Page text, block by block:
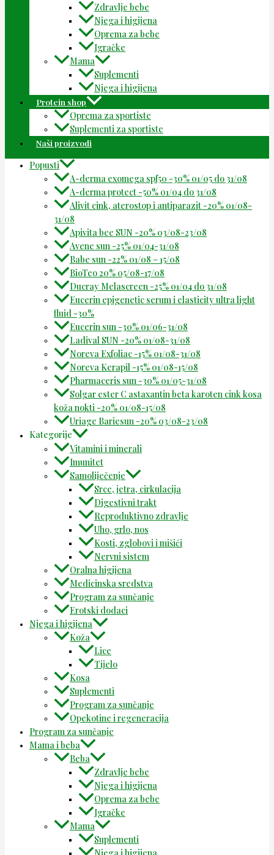
Zdravlje bebe
Njega i higijena
Oprema za bebe
Igračke
Mama
Suplementi
Njega i higijena
Protein shop
Oprema za sportiste
Suplementi za sportiste
Naši proizvodi
Popusti
A-derma exomega spf50 -30% 01/05 do 31/08
A-derma protect -50% 01/04 do 31/08
Alivit cink, aterostop i antiparazit -20% 01/08-
31/08
Apivita bee SUN -20% 03/08-23/08
Avene sun -25% 01/04-31/08
Babe sun -22% 01/08 – 15/08
BioTeo 20% 05/08-17/08
Ducray Melascreen -25% 01/04 do 31/08
Eucerin epigenetic serum i elasticity ultra light
fluid -30%
Eucerin sun -30% 01/06-31/08
Ladival SUN -20% 01/08-31/08
Noreva Exfoliac -15% 01/08-31/08
Noreva Kerapil -15% 01/08-15/08
Pharmaceris sun -30% 01/05-31/08
Solgar ester C astaxantin beta karoten cink kosa
koža nokti -20% 01/08-15/08
Uriage Bariesun -20% 03/08-23/08
Kategorije
Vitamini i minerali
Imunitet
Samoliječenje
Srce, jetra, cirkulacija
Digestivni trakt
Reproduktivno zdravlje
Uho, grlo, nos
Kosti, zglobovi i mišići
Nervni sistem
Oralna higijena
Medicinska sredstva
Program za sunčanje
Erotski dodaci
Njega i higijena
Koža
Lice
Tijelo
Kosa
Suplementi
Program za sunčanje
Opekotine i regeneracija
Program za sunčanje
Mama i beba
Beba
Zdravlje bebe
Njega i higijena
Oprema za bebe
Igračke
Mama
Suplementi